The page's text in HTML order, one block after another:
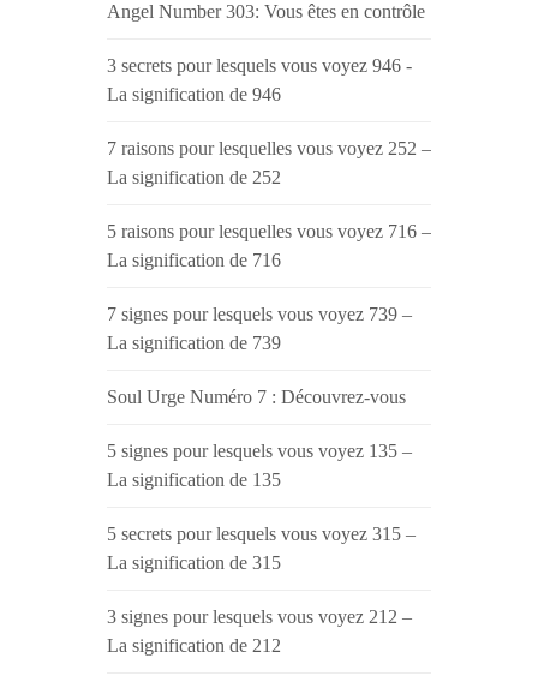
Angel Number 303: Vous êtes en contrôle
3 secrets pour lesquels vous voyez 946 -
La signification de 946
7 raisons pour lesquelles vous voyez 252 –
La signification de 252
5 raisons pour lesquelles vous voyez 716 –
La signification de 716
7 signes pour lesquels vous voyez 739 –
La signification de 739
Soul Urge Numéro 7 : Découvrez-vous
5 signes pour lesquels vous voyez 135 –
La signification de 135
5 secrets pour lesquels vous voyez 315 –
La signification de 315
3 signes pour lesquels vous voyez 212 –
La signification de 212